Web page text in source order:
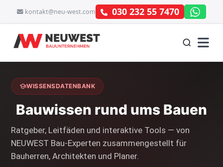
kontakt@neu-west.com 030 232 55 7470
WISSENSDATENBANK
Bauwissen rund ums Bauen
Ratgeber, Leitfäden und interaktive Tools — von
NEUWEST Bau-Experten zusammengestellt für
Bauherren, Architekten und Planer.